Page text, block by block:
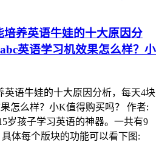
培养英语牛娃的十大原因分
英语学习机效果怎么样？小
英语牛娃的十大原因分析，每天4块
怎么样？小K值得购买吗？ 作者:
岁孩子学习英语的神器。一共有9
体每个版块的功能可以看下图: